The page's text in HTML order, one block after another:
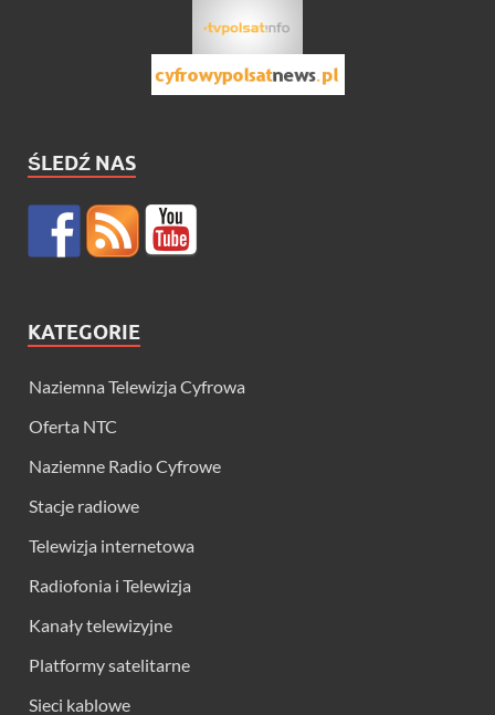
ŚLEDŹ NAS
KATEGORIE
Naziemna Telewizja Cyfrowa
Oferta NTC
Naziemne Radio Cyfrowe
Stacje radiowe
Telewizja internetowa
Radiofonia i Telewizja
Kanały telewizyjne
Platformy satelitarne
Sieci kablowe